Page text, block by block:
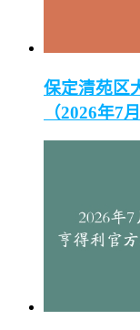
保定清苑区
（2026年7